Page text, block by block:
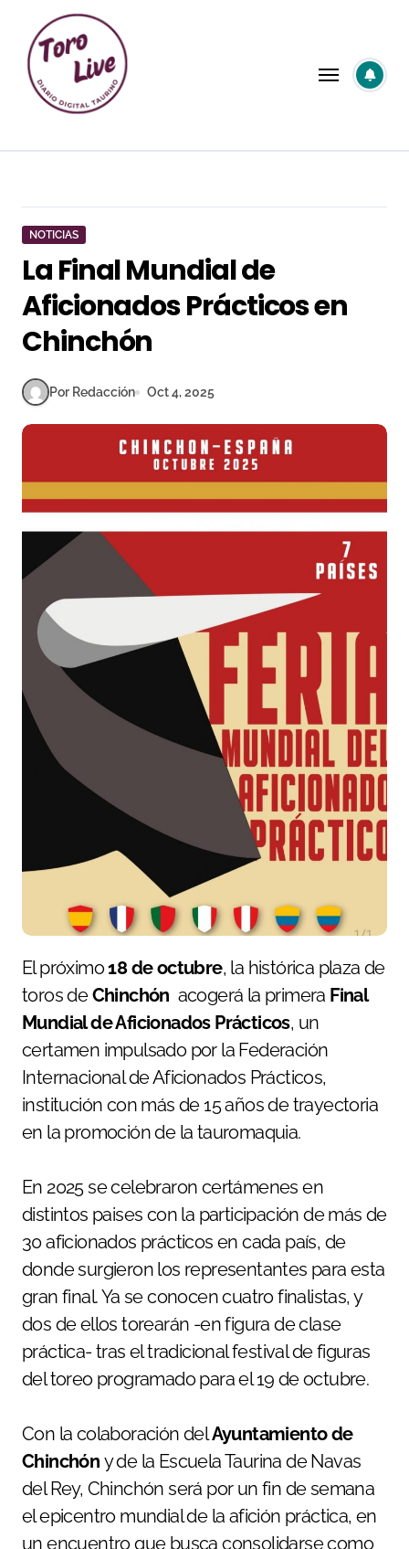
contenido
NOTICIAS
La Final Mundial de
Aficionados Prácticos en
Chinchón
Por Redacción Oct 4, 2025
El próximo18 de octubre, la histórica plaza de
toros deChinchón acogerá la primera Final
Mundial de Aficionados Prácticos, un
certamen impulsado por la Federación
Internacional de Aficionados Prácticos,
institución con más de 15 años de trayectoria
en la promoción de la tauromaquia.
En 2025 se celebraron certámenes en
distintos paises con la participación de más de
30 aficionados prácticos en cada país, de
donde surgieron los representantes para esta
gran final. Ya se conocen cuatro finalistas, y
dos de ellos torearán -en figura de clase
práctica- tras el tradicional festival de figuras
del toreo programado para el 19 de octubre.
Con la colaboración delAyuntamiento de
Chinchón y de la Escuela Taurina de Navas
del Rey, Chinchón será por un fin de semana
el epicentro mundial de la afición práctica, en
un encuentro que busca consolidarse como